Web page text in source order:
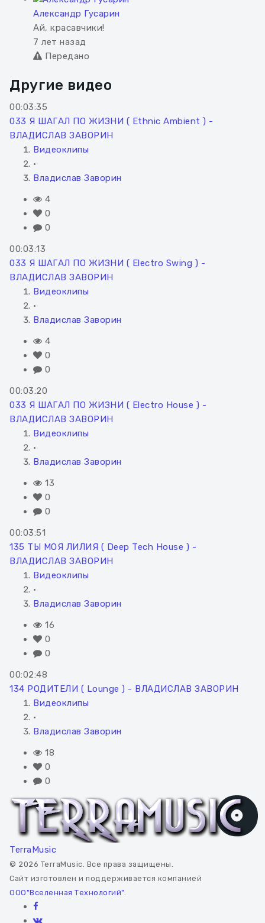
Александр Гусарин
Ай, красавчики!
7 лет назад
Передано
Другие видео
00:03:35
033 Я ШАГАЛ ПО ЖИЗНИ ( Ethnic Ambient ) -
ВЛАДИСЛАВ ЗАВОРИН
Видеоклипы
•
Владислав Заворин
4
0
0
00:03:13
033 Я ШАГАЛ ПО ЖИЗНИ ( Electro Swing ) -
ВЛАДИСЛАВ ЗАВОРИН
Видеоклипы
•
Владислав Заворин
4
0
0
00:03:20
033 Я ШАГАЛ ПО ЖИЗНИ ( Electro House ) -
ВЛАДИСЛАВ ЗАВОРИН
Видеоклипы
•
Владислав Заворин
13
0
0
00:03:51
135 ТЫ МОЯ ЛИЛИЯ ( Deep Tech House ) -
ВЛАДИСЛАВ ЗАВОРИН
Видеоклипы
•
Владислав Заворин
16
0
0
00:02:48
134 РОДИТЕЛИ ( Lounge ) - ВЛАДИСЛАВ ЗАВОРИН
Видеоклипы
•
Владислав Заворин
18
0
0
TerraMusic
© 2026 TerraMusic. Все права защищены.
Сайт изготовлен и поддерживается компанией
ООО"Вселенная Технологий".